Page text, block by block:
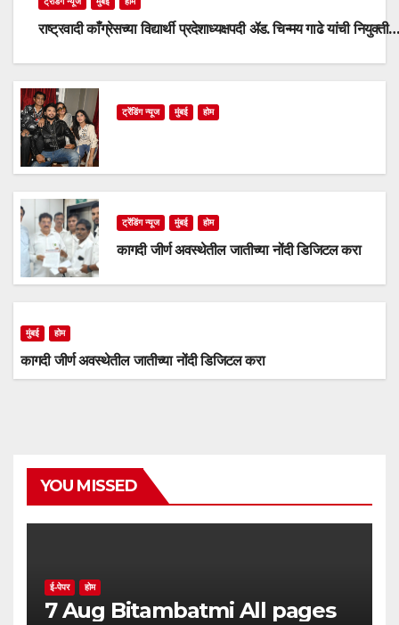
राष्ट्रवादी काँग्रेसच्या विद्यार्थी प्रदेशाध्यक्षपदी ॲड. चिन्मय गाढे यांची नियुक्ती…
ट्रेंडिंग न्यूज मुंबई होम
ट्रेंडिंग न्यूज मुंबई होम
कागदी जीर्ण अवस्थेतील जातीच्या नोंदी डिजिटल करा
मुंबई होम
कागदी जीर्ण अवस्थेतील जातीच्या नोंदी डिजिटल करा
YOU MISSED
ई-पेपर होम
7 Aug Bitambatmi All pages